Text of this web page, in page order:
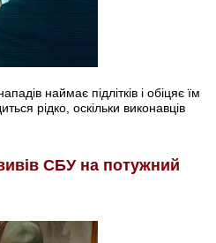
наймає підлітків і обіцяє їм
рідко, оскільки виконавців
СБУ на потужний